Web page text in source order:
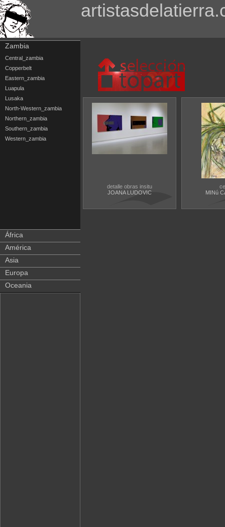
Zambia
Central_zambia
Copperbelt
Eastern_zambia
Luapula
Lusaka
North-Western_zambia
Northern_zambia
Southern_zambia
Western_zambia
África
América
Asia
Europa
Oceania
detalle obras insitu
JOANA LUDOVIC
MINú